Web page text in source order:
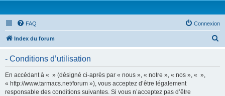
FAQ Connexion
Index du forum
- Conditions d’utilisation
En accédant à « » (désigné ci-après par « nous », « notre », « nos », « »,
« http://www.tarmacs.net/forum »), vous acceptez d’être légalement
responsable des conditions suivantes. Si vous n’acceptez pas d’être